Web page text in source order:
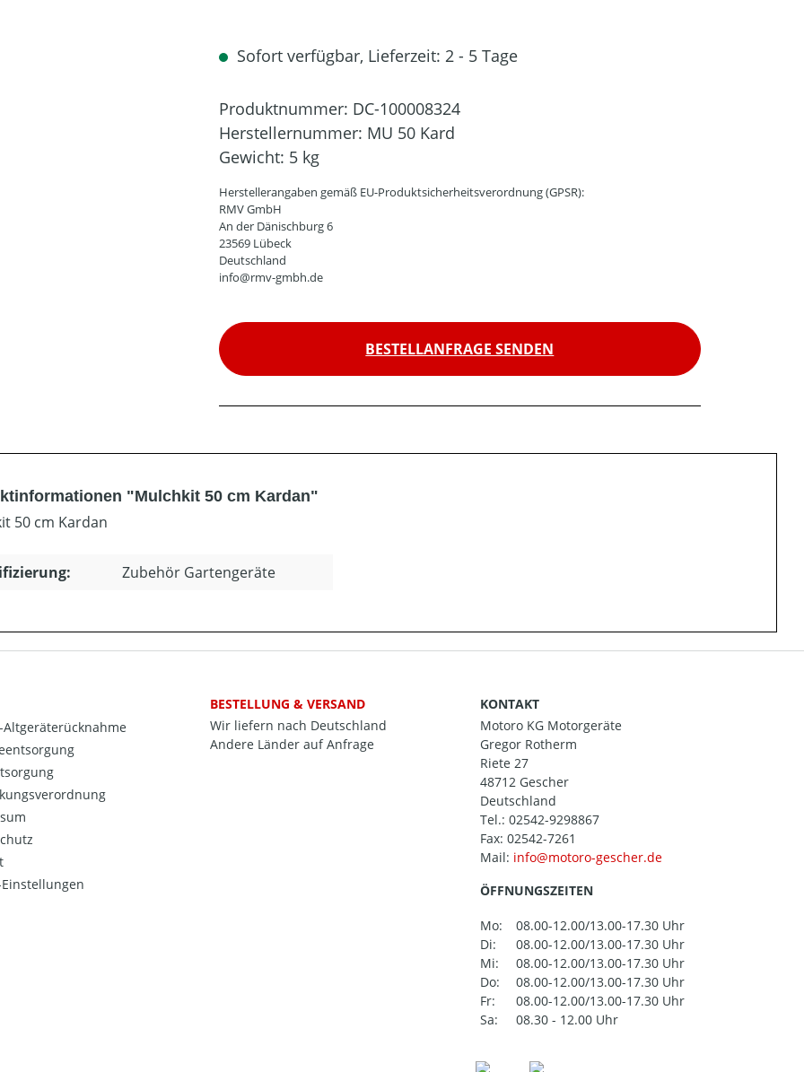
Sofort verfügbar, Lieferzeit: 2 - 5 Tage
Produktnummer: DC-100008324
Herstellernummer: MU 50 Kard
Gewicht: 5 kg
Herstellerangaben gemäß EU-Produktsicherheitsverordnung (GPSR):
RMV GmbH
An der Dänischburg 6
23569 Lübeck
Deutschland
info@rmv-gmbh.de
BESTELLANFRAGE SENDEN
"Mulchkit 50 cm Kardan"
50 cm Kardan
Zubehör Gartengeräte
Altgeräterücknahme
Einstellungen
BESTELLUNG & VERSAND
Wir liefern nach Deutschland
Andere Länder auf Anfrage
KONTAKT
Motoro KG Motorgeräte
Gregor Rotherm
Riete 27
48712 Gescher
Deutschland
Tel.: 02542-9298867
Fax: 02542-7261
Mail:
ÖFFNUNGSZEITEN
Mo:
08.00-12.00/13.00-17.30 Uhr
Di:
08.00-12.00/13.00-17.30 Uhr
Mi:
08.00-12.00/13.00-17.30 Uhr
Do:
08.00-12.00/13.00-17.30 Uhr
Fr:
08.00-12.00/13.00-17.30 Uhr
Sa:
08.30 - 12.00 Uhr